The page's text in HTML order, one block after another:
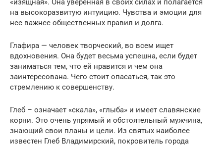
«изящная». Она уверенная в своих силах и полагается
на высокоразвитую интуицию. Чувства и эмоции для
нее важнее общественных правил и долга.
Глафира — человек творческий, во всем ищет
вдохновения. Она будет весьма успешна, если будет
заниматься тем, что ей нравится и чем она
заинтересована. Чего стоит опасаться, так это
стремлению к совершенству.
Глеб – означает «скала», «глыба» и имеет славянские
корни. Это очень упрямый и обстоятельный мужчина,
знающий свои планы и цели. Из святых наиболее
известен Глеб Владимирский, покровитель города